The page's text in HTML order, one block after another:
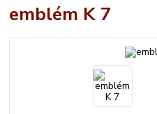
emblém K 7